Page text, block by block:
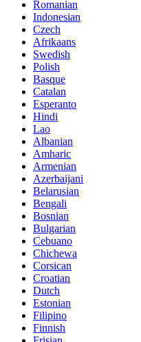
Romanian
Indonesian
Czech
Afrikaans
Swedish
Polish
Basque
Catalan
Esperanto
Hindi
Lao
Albanian
Amharic
Armenian
Azerbaijani
Belarusian
Bengali
Bosnian
Bulgarian
Cebuano
Chichewa
Corsican
Croatian
Dutch
Estonian
Filipino
Finnish